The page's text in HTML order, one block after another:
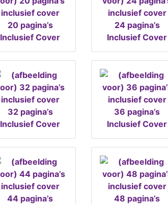
20 pagina’s
Inclusief Cover
24 pagina’s
Inclusief Cover
32 pagina’s
Inclusief Cover
36 pagina’s
Inclusief Cover
44 pagina’s
48 pagina’s